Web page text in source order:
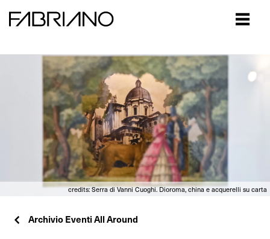
credits: Serra di Vanni Cuoghi. Dioroma, china e acquerelli su carta
Archivio Eventi All Around